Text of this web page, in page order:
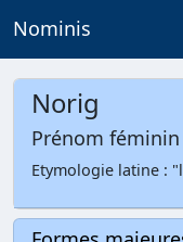
Nominis
Norig
Prénom féminin
Etymologie latine :